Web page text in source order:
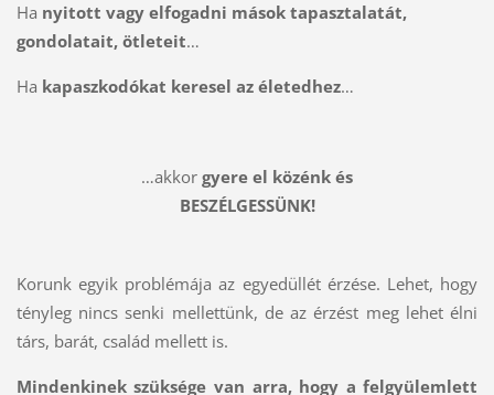
Ha nyitott vagy elfogadni mások tapasztalatát,
gondolatait, ötleteit…
Ha kapaszkodókat keresel az életedhez…
…akkor gyere el közénk és
BESZÉLGESSÜNK!
Korunk egyik problémája az egyedüllét érzése. Lehet, hogy
tényleg nincs senki mellettünk, de az érzést meg lehet élni
társ, barát, család mellett is.
Mindenkinek szüksége van arra, hogy a felgyülemlett